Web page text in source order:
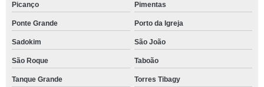
Picanço Pimentas
Ponte Grande Porto da Igreja
Sadokim São João
São Roque Taboão
Tanque Grande Torres Tibagy